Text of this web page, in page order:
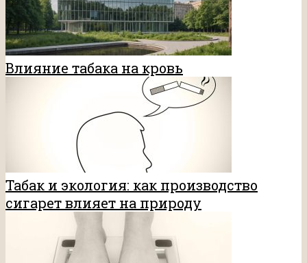
Влияние табака на кровь
Табак и экология: как производство
сигарет влияет на природу